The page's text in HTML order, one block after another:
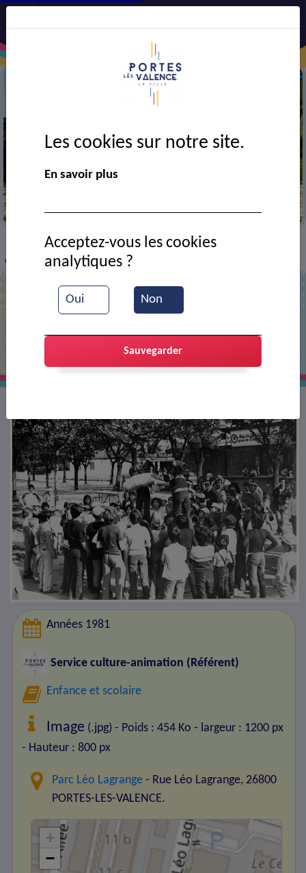
> VIE MUNICIPALE > Ressources documentaires
Combat de pelochon
Années 1981
Service culture-animation (Référent)
Enfance et scolaire
Image (.jpg) - Poids : 454 Ko - largeur : 1200 px
- Hauteur : 800 px
Parc Léo Lagrange - Rue Léo Lagrange, 26800
PORTES-LES-VALENCE.
+
−
Les cookies sur notre site.
En savoir plus
Oui Non
Acceptez-vous les cookies
analytiques ?
Sauvegarder